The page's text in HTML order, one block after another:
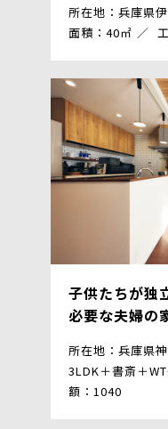
所在地：兵庫県
面積：40㎡
子供たちが独
必要な夫婦の
所在地：兵庫県
3LDK＋書斎＋
額：1040